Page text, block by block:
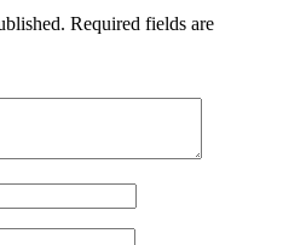
Required fields are